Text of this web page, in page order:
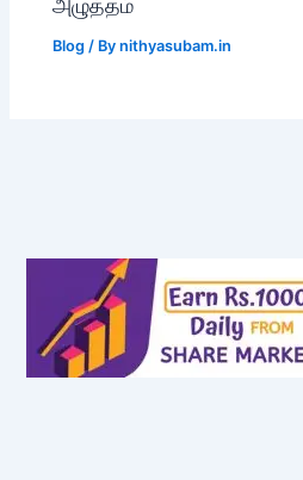
Blog / Bynithyasubam.in